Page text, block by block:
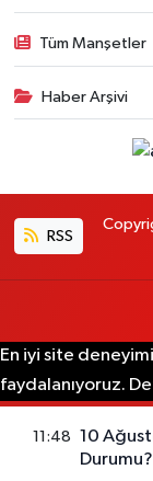
Tüm Manşetler
Haber Arşivi
RSS
En iyi site
faydalanıyoruz.
11:48
10